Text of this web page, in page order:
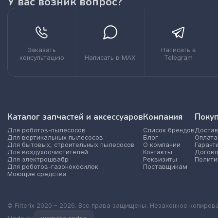
Заказать
консультацию
Написать в MAX
Написать в
Telegram
Каталог запчастей и аксессуаров
Для роботов-пылесосов
Для вертикальных пылесосов
Для бытовых, строительных пылесосов
Для воздухоочистителей
Для электрошвабр
Для роботов-газонокосилок
Моющие средства
Компания
Список брендов
Блог
О компании
Контакты
Реквизиты
Поставщикам
Оплата
© Filterix 2020 – 2026. Все права защищены. Незаконное